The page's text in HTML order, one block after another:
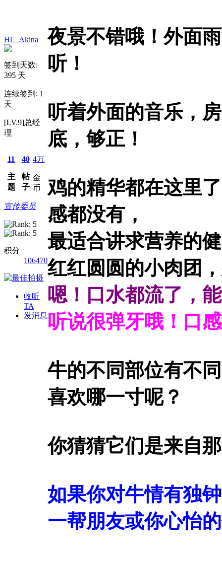
HL_Akina
签到天数:
395 天
连续签到: 1
天
[LV.9]总经
理
11
主
题
40
帖
子
4万
金
币
宣传委员
积分
106470
收听
TA
发消息
夜景不错哦！外面
听！
听着外面的音乐，
底，够正！
鸡的精华都在这里
感都没有，
最适合讲求营养的
红红圆圆的小肉团
嗯！口水都流了，
听说很弹牙哦！口
牛的不同部位有不
喜欢哪一寸呢？
你猜猜它们是来自
如果你对牛情有独
一帮朋友或你心怡